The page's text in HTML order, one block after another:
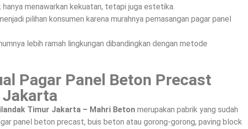
menawarkan kekuatan, tetapi juga estetika.
pilihan konsumen karena murahnya pemasangan pagar panel
lebih ramah lingkungan dibandingkan dengan metode
Pagar Panel Beton Precast
Timur Jakarta – Mahri Beton merupakan pabrik yang sudah
panel beton precast, buis beton atau gorong-gorong, paving block